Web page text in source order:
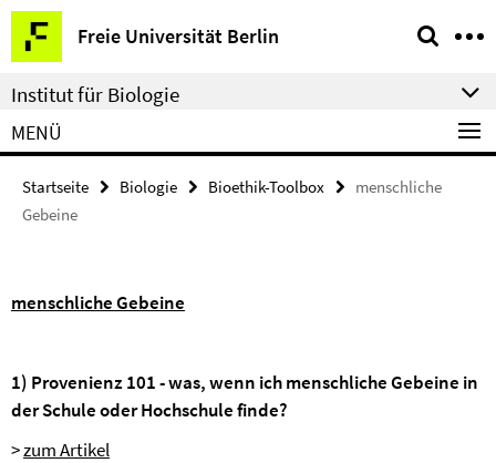
Springe
direkt
zu
Inhalt
Freie Universität Berlin
Service-
Navigation
Institut für Biologie
MENÜ
Startseite Biologie Bioethik-Toolbox
menschliche
Gebeine
menschliche Gebeine
1) Provenienz 101 - was, wenn ich menschliche Gebeine in
der Schule oder Hochschule finde?
>zum Artikel